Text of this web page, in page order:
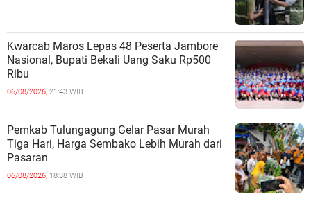
Kwarcab Maros Lepas 48 Peserta Jambore
Nasional, Bupati Bekali Uang Saku Rp500
Ribu
06/08/2026, 21:43 WIB
Pemkab Tulungagung Gelar Pasar Murah
Tiga Hari, Harga Sembako Lebih Murah dari
Pasaran
06/08/2026, 18:38 WIB